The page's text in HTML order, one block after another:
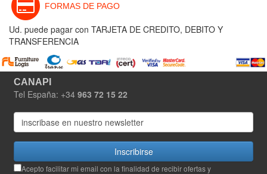
FORMAS DE PAGO
Ud. puede pagar con TARJETA DE CREDITO, DEBITO Y
TRANSFERENCIA
CANAPI
Tel España: +34 963 72 15 22
Inscribirse
Acepto facilitar mi email con la finalidad de recibir ofertas y